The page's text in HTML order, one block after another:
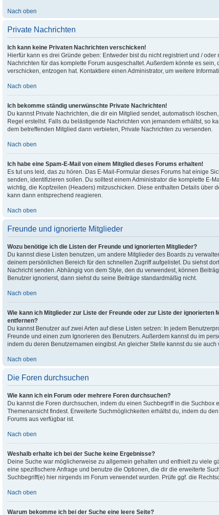
Nach oben
Private Nachrichten
Ich kann keine Privaten Nachrichten verschicken!
Hierfür kann es drei Gründe geben: Entweder bist du nicht registriert und /
Nachrichten für das komplette Forum ausgeschaltet. Außerdem könnte es
verschicken, entzogen hat. Kontaktiere einen Administrator, um weitere
Nach oben
Ich bekomme ständig unerwünschte Private Nachrichten!
Du kannst Private Nachrichten, die dir ein Mitglied sendet, automatisch
Regel erstellst. Falls du belästigende Nachrichten von jemandem erhältst, so
dem betreffenden Mitglied dann verbieten, Private Nachrichten zu versenden.
Nach oben
Ich habe eine Spam-E-Mail von einem Mitglied dieses Forums erhalten!
Es tut uns leid, das zu hören. Das E-Mail-Formular dieses Forums hat einige
senden, identifizieren sollen. Du solltest einem Administrator die komplette E-
wichtig, die Kopfzeilen (Headers) mitzuschicken. Diese enthalten Details über
kann dann entsprechend reagieren.
Nach oben
Freunde und ignorierte Mitglieder
Wozu benötige ich die Listen der Freunde und ignorierten Mitglieder?
Du kannst diese Listen benutzen, um andere Mitglieder des Boards zu
deinem persönlichen Bereich für den schnellen Zugriff aufgelistet. Du siehst
Nachricht senden. Abhängig von dem Style, den du verwendest, können
Benutzer ignorierst, dann siehst du seine Beiträge standardmäßig nicht.
Nach oben
Wie kann ich Mitglieder zur Liste der Freunde oder zur Liste der ignorierten
entfernen?
Du kannst Benutzer auf zwei Arten auf diese Listen setzen: In jedem
Freunde und einen zum Ignorieren des Benutzers. Außerdem kannst du im
indem du deren Benutzernamen eingibst. An gleicher Stelle kannst du sie
Nach oben
Die Foren durchsuchen
Wie kann ich ein Forum oder mehrere Foren durchsuchen?
Du kannst die Foren durchsuchen, indem du einen Suchbegriff in die
Themenansicht findest. Erweiterte Suchmöglichkeiten erhältst du, indem du
Forums aus verfügbar ist.
Nach oben
Weshalb erhalte ich bei der Suche keine Ergebnisse?
Deine Suche war möglicherweise zu allgemein gehalten und enthielt zu viele
eine spezifischere Anfrage und benutze die Optionen, die dir die erweiterte
Suchbegriff(e) hier nirgends im Forum verwendet wurden. Prüfe ggf. die
Nach oben
Warum bekomme ich bei der Suche eine leere Seite?